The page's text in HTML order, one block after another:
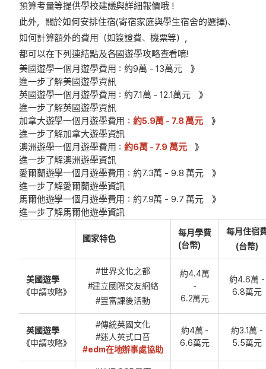
預算考量等提供學校建議與詳細報價哦！
此外，關於如何安排住宿(寄宿家庭與學生宿舍的選擇)、
如何計算額外的費用（如簽證費、機票等），
都可以在下列連結點及各國遊學攻略查看唷!
美國遊學一個月遊學費用：約9萬 - 13萬元 》
進一步了解美國遊學資訊
英國遊學一個月遊學費用：約7.1萬 - 12.1萬元 》
進一步了解英國遊學資訊
加拿大遊學一個月遊學費用：約5.9萬 - 7.8 萬元》
進一步了解加拿大遊學資訊
澳洲遊學一個月遊學費用：約6萬 - 7.9 萬元》
進一步了解澳洲遊學資訊
愛爾蘭遊學一個月遊學費用：約7.3萬 - 9.8 萬元 》
進一步了解愛爾蘭遊學資訊
馬爾他遊學一個月遊學費用：約7.9萬 - 9.7 萬元 》
進一步了解馬爾他遊學資訊
國家特色
每月學費
(台幣)
每月住宿
(台幣)
美國遊學
《申請攻略》
#世界文化之都
#建立國際交友網絡
#豐富課後活動
約4.4萬
-
6.2萬元
約4.6萬 -
6.8萬元
英國遊學
《申請攻略》
#傳統英國文化
#迷人英式口音
#edm在地辦事處協助
約4萬 -
6.6萬元
約3.1萬 -
5.5萬元